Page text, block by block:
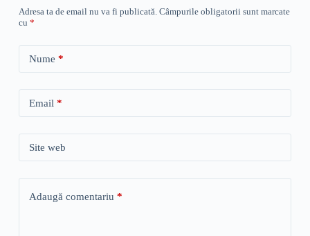
Adresa ta de email nu va fi publicată. Câmpurile obligatorii sunt marcate
cu *
Nume *
Email *
Site web
Adaugă comentariu *